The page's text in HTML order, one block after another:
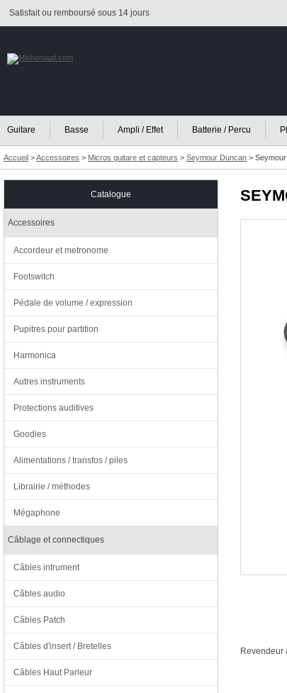
Satisfait ou remboursé sous 14 jours
Guitare Basse Ampli / Effet Batterie / Percu
Accueil >Accessoires > Micros guitare et capteurs > Seymour Duncan >
Revendeur
Catalogue
Accessoires
Accordeur et metronome
Footswitch
Pédale de volume / expression
Pupitres pour partition
Harmonica
Autres instruments
Protections auditives
Goodies
Alimentations / transfos / piles
Librairie / méthodes
Mégaphone
Câblage et connectiques
Câbles intrument
Câbles audio
Câbles Patch
Câbles d'insert / Bretelles
Câbles Haut Parleur